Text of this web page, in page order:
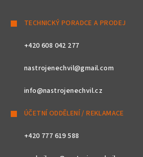
TECHNICKÝ PORADCE A PRODEJ
+420 608 042 277
nastrojenechvil@gmail.com
info@nastrojenechvil.cz
ÚČETNÍ ODDĚLENÍ / REKLAMACE
+420 777 619 588